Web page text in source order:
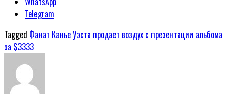
Telegram
Tagged Фанат Канье Уэста продает воздух с презентации альбома
за $3333